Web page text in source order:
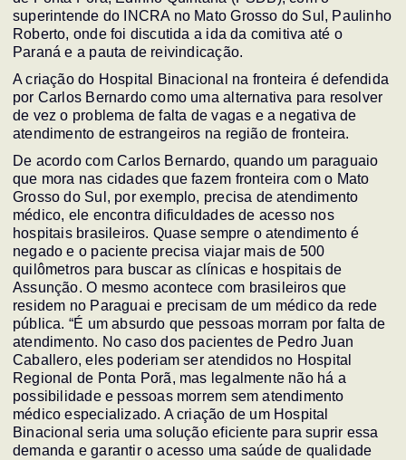
superintende do INCRA no Mato Grosso do Sul, Paulinho
Roberto, onde foi discutida a ida da comitiva até o
Paraná e a pauta de reivindicação.
A criação do Hospital Binacional na fronteira é defendida
por Carlos Bernardo como uma alternativa para resolver
de vez o problema de falta de vagas e a negativa de
atendimento de estrangeiros na região de fronteira.
De acordo com Carlos Bernardo, quando um paraguaio
que mora nas cidades que fazem fronteira com o Mato
Grosso do Sul, por exemplo, precisa de atendimento
médico, ele encontra dificuldades de acesso nos
hospitais brasileiros. Quase sempre o atendimento é
negado e o paciente precisa viajar mais de 500
quilômetros para buscar as clínicas e hospitais de
Assunção. O mesmo acontece com brasileiros que
residem no Paraguai e precisam de um médico da rede
pública. “É um absurdo que pessoas morram por falta de
atendimento. No caso dos pacientes de Pedro Juan
Caballero, eles poderiam ser atendidos no Hospital
Regional de Ponta Porã, mas legalmente não há a
possibilidade e pessoas morrem sem atendimento
médico especializado. A criação de um Hospital
Binacional seria uma solução eficiente para suprir essa
demanda e garantir o acesso uma saúde de qualidade